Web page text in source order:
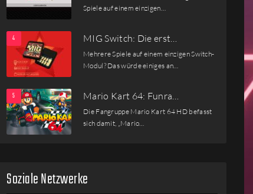
Spiele auf einem einzigen…
MIG Switch: Die erst…
Mehrere Spiele auf einem einzigen Switch-
Modul? Das würde einiges an…
Mario Kart 64: Funra…
Die Fangruppe Mario Kart 64 HD befasst
sich damit, „Mario…
Soziale Netzwerke